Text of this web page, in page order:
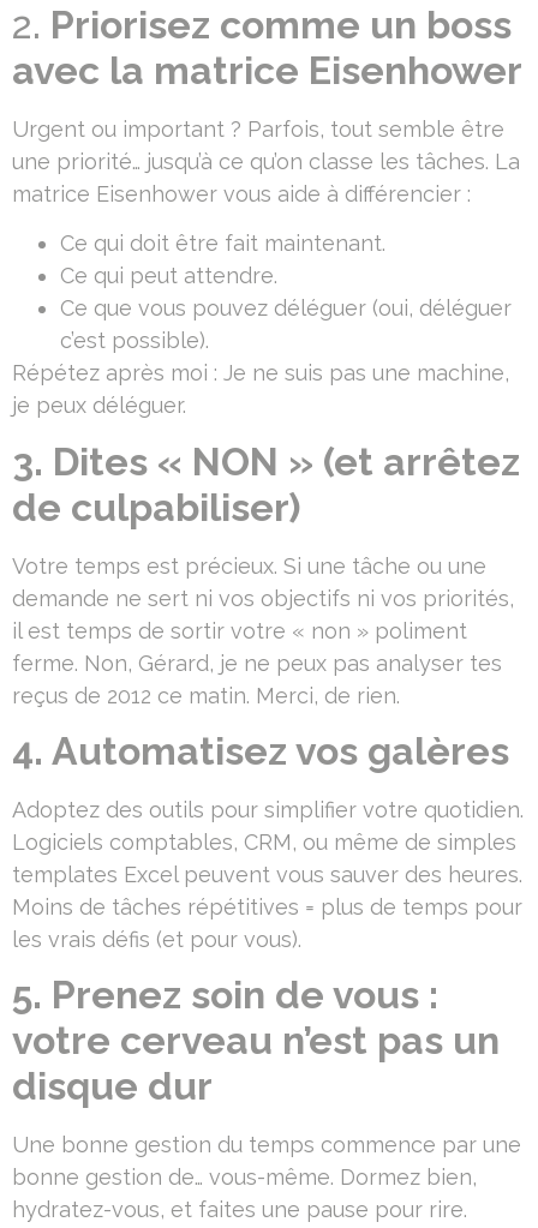
2. Priorisez comme un boss
avec la matrice Eisenhower
Urgent ou important ? Parfois, tout semble être
une priorité… jusqu’à ce qu’on classe les tâches. La
matrice Eisenhower vous aide à différencier :
Ce qui doit être fait maintenant.
Ce qui peut attendre.
Ce que vous pouvez déléguer (oui, déléguer
c’est possible).
Répétez après moi : Je ne suis pas une machine,
je peux déléguer.
3. Dites « NON » (et arrêtez
de culpabiliser)
Votre temps est précieux. Si une tâche ou une
demande ne sert ni vos objectifs ni vos priorités,
il est temps de sortir votre « non » poliment
ferme. Non, Gérard, je ne peux pas analyser tes
reçus de 2012 ce matin. Merci, de rien.
4. Automatisez vos galères
Adoptez des outils pour simplifier votre quotidien.
Logiciels comptables, CRM, ou même de simples
templates Excel peuvent vous sauver des heures.
Moins de tâches répétitives = plus de temps pour
les vrais défis (et pour vous).
5. Prenez soin de vous :
votre cerveau n’est pas un
disque dur
Une bonne gestion du temps commence par une
bonne gestion de… vous-même. Dormez bien,
hydratez-vous, et faites une pause pour rire.